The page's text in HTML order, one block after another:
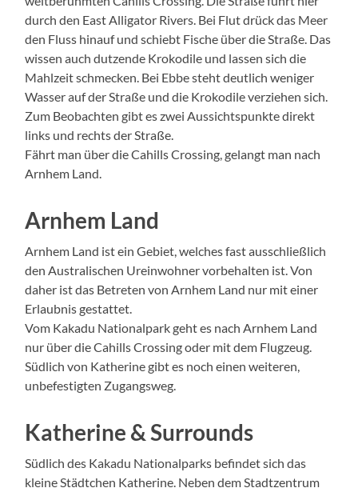
durch den East Alligator Rivers. Bei Flut drück das Meer
den Fluss hinauf und schiebt Fische über die Straße. Das
wissen auch dutzende Krokodile und lassen sich die
Mahlzeit schmecken. Bei Ebbe steht deutlich weniger
Wasser auf der Straße und die Krokodile verziehen sich.
Zum Beobachten gibt es zwei Aussichtspunkte direkt
links und rechts der Straße.
Fährt man über die Cahills Crossing, gelangt man nach
Arnhem Land.
Arnhem Land
Arnhem Land ist ein Gebiet, welches fast ausschließlich
den Australischen Ureinwohner vorbehalten ist. Von
daher ist das Betreten von Arnhem Land nur mit einer
Erlaubnis gestattet.
Vom Kakadu Nationalpark geht es nach Arnhem Land
nur über die Cahills Crossing oder mit dem Flugzeug.
Südlich von Katherine gibt es noch einen weiteren,
unbefestigten Zugangsweg.
Katherine & Surrounds
Südlich des Kakadu Nationalparks befindet sich das
kleine Städtchen Katherine. Neben dem Stadtzentrum